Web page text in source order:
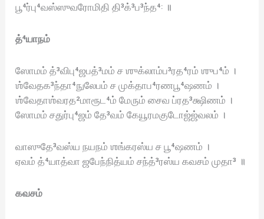
பூ⁴ர்பு⁴வஸ்ஸுவரோமிதி தி³க்³ப³ந்த⁴꞉ ॥
த்⁴யாநம்
ஸோமம் த்³விபு⁴ஜபத்³மம் ச ஶுக்லாம்ப³ரத⁴ரம் ஶுப⁴ம் ।
ஶ்வேதக³ந்தா⁴நுலேபம் ச முக்தாப⁴ரணபூ⁴ஷணம் ।
ஶ்வேதாஶ்வரத²மாரூட⁴ம் மேரும் சைவ ப்ரத³க்ஷிணம் ।
ஸோமம் சதுர்பு⁴ஜம் தே³வம் கேயூரமகுடோஜ்ஜ்வலம் ।
வாஸுதே³வஸ்ய நயநம் ஶங்கரஸ்ய ச பூ⁴ஷணம் ।
ஏவம் த்⁴யாத்வா ஜபேந்நித்யம் சந்த்³ரஸ்ய கவசம் முதா³ ॥
கவசம்